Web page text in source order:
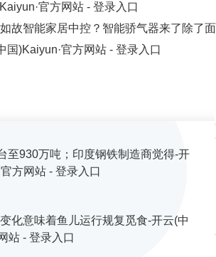
官方网站 - 登录入口
故智能家居中控？智能骄气器来了除了面
国)Kaiyun·官方网站 - 登录入口
至930万吨；印度钢铁制造商觉得-开
方网站 - 登录入口
化意味着鱼儿运行规复觅食-开云(中
站 - 登录入口